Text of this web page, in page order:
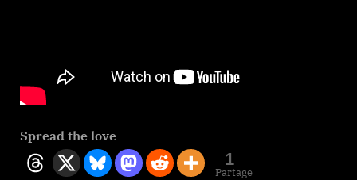
Spread the love
1
Partage